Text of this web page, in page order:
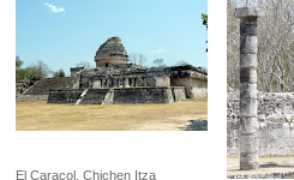
El Caracol, Chichen Itza